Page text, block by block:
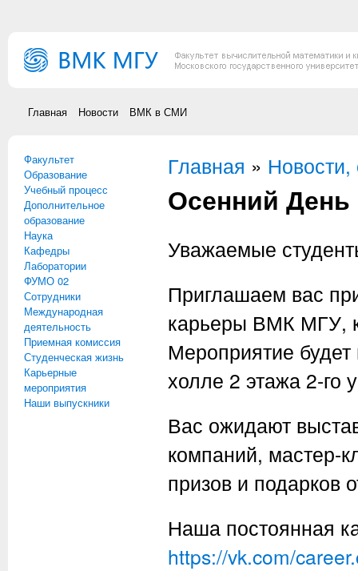
Главная Новости ВМК в СМИ
Факультет
Образование
Учебный процесс
Дополнительное
образование
Наука
Кафедры
Лаборатории
ФУМО 02
Сотрудники
Международная
деятельность
Приемная комиссия
Студенческая жизнь
Карьерные
мероприятия
Наши выпускники
Вы здесь
Главная »
Осенний
Уважаемые
Приглашаем вас
карьеры ВМК МГУ,
Мероприятие
холле 2 этажа 2-го
Вас ожидают
компаний, мастер-
призов и подарков
Наша постоянная
https://vk.com/